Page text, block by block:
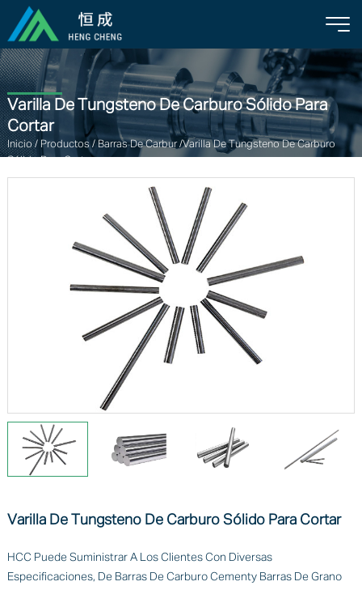
Varilla De Tungsteno De Carburo Sólido Para
Cortar
Inicio/ Productos/Barras De Carbur/Varilla De Tungsteno De Carburo
Sólido Para Cortar
Varilla De Tungsteno De Carburo Sólido Para Cortar
HCC Puede Suministrar A Los Clientes Con Diversas
Especificaciones, De Barras De Carburo Cementy Barras De Grano